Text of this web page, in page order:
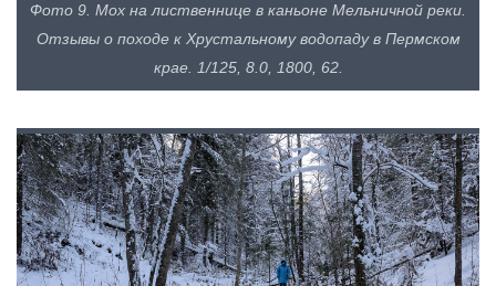
Фото 9. Мох на лиственнице в каньоне Мельничной реки.
Отзывы о походе к Хрустальному водопаду в Пермском
крае. 1/125, 8.0, 1800, 62.